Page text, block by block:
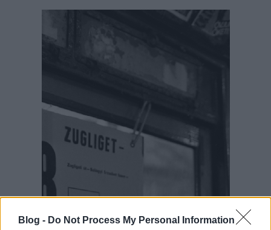
Blog - Do Not Process My Personal Information